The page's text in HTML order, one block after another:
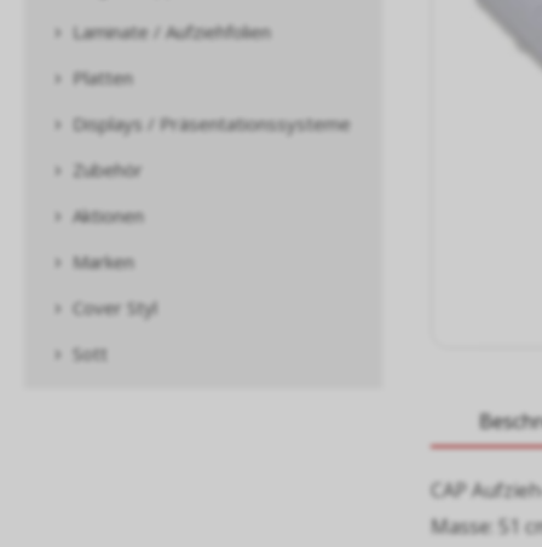
Laminate / Aufziehfolien
Platten
Displays / Präsentationssysteme
Zubehör
Aktionen
Marken
Cover Styl
Sott
CAP
Masse: 51